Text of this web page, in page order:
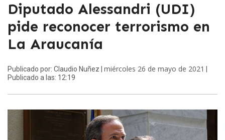
Diputado Alessandri (UDI)
pide reconocer terrorismo en
La Araucanía
Publicado por: Claudio Nuñez | miércoles 26 de mayo de 2021
Publicado a las: 12:19